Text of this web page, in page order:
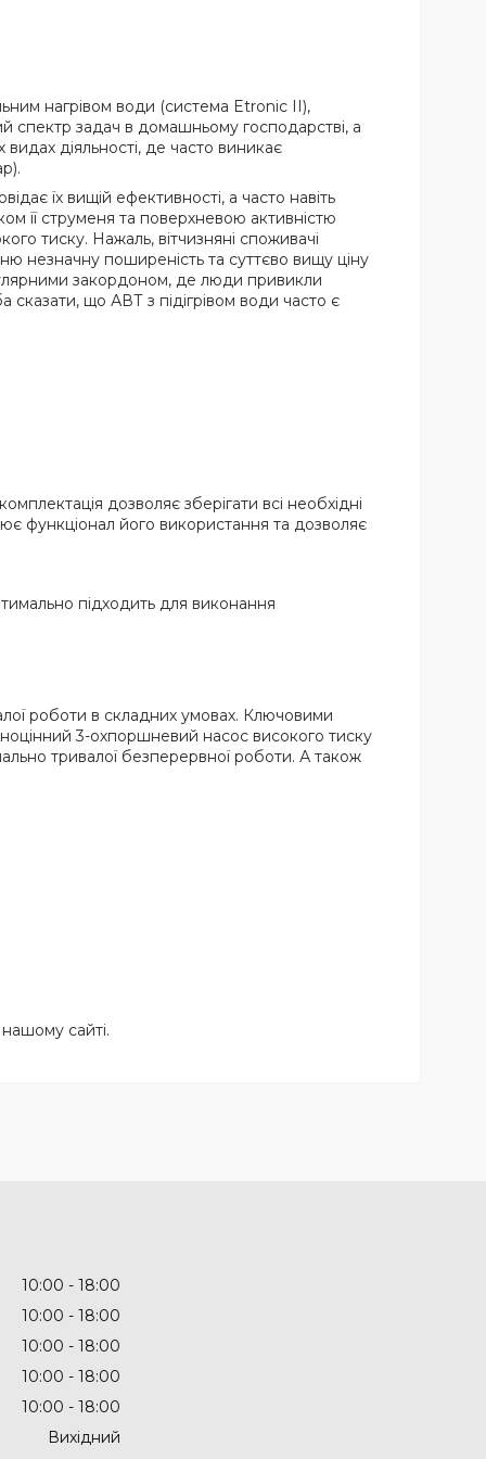
нагрівом води (система Etronic II),
спектр задач в домашньому господарстві, а
видах діяльності, де часто виникає
їх вищій ефективності, а часто навіть
її струменя та поверхневою активністю
тиску. Нажаль, вітчизняні споживачі
незначну поширеність та суттєво вищу ціну
закордоном, де люди привикли
сказати, що АВТ з підігрівом води часто є
дозволяє зберігати всі необхідні
функціонал його використання та дозволяє
підходить для виконання
роботи в складних умовах. Ключовими
3-охпоршневий насос високого тиску
тривалої безперервної роботи. А також
сайті.
10:00
18:00
10:00
18:00
10:00
18:00
10:00
18:00
10:00
18:00
Вихідний